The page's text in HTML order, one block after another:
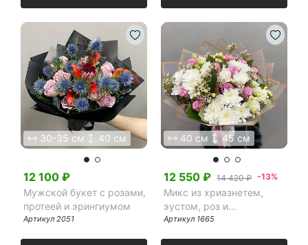
30-35 см 40 см
12 100 ₽
Мужской букет с розами,
протеей и эрингиумом
Артикул 2051
40 см 45 см
12 550 ₽ 14 420 ₽ -13%
Микс из хриазнетем,
эустом, роз и
шамелациума
Артикул 1665